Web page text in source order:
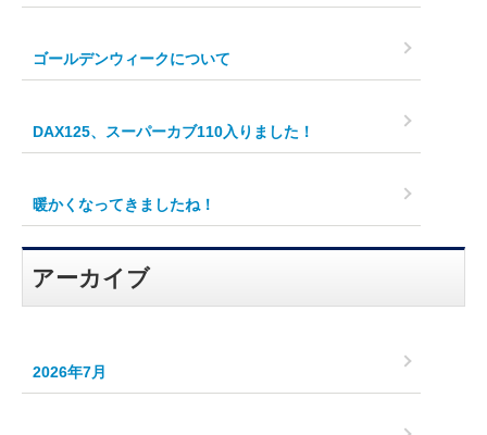
ゴールデンウィークについて
DAX125、スーパーカブ110入りました！
暖かくなってきましたね！
アーカイブ
2026年7月